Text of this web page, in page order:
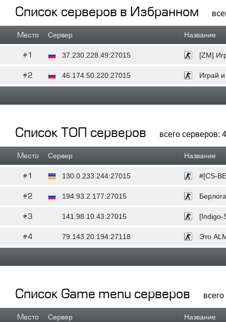
Список серверов в Избранном
Место Сервер Название
#1 37.230.228.49:27015 [ZM]
#2 46.174.50.220:27015 Играй
Список ТОП серверов всего серверов:
Место Сервер Название
#1 130.0.233.244:27015 #[CS-
#2 194.93.2.177:27015
#3 141.98.10.43:27015 [Indigo-
#4 79.143.20.194:27118 Это
Список Game menu серверов
Место Сервер Название